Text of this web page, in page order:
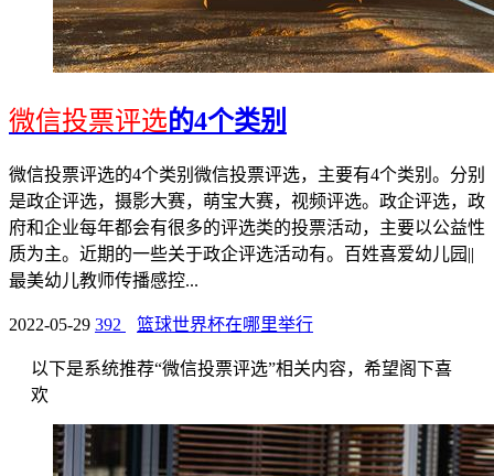
微信投票评选的4个类别
微信投票评选的4个类别微信投票评选，主要有4个类别。分别
是政企评选，摄影大赛，萌宝大赛，视频评选。政企评选，政
府和企业每年都会有很多的评选类的投票活动，主要以公益性
质为主。近期的一些关于政企评选活动有。百姓喜爱幼儿园||
最美幼儿教师传播感控...
2022-05-29 392 篮球世界杯在哪里举行
以下是系统推荐“微信投票评选”相关内容，希望阁下喜
欢